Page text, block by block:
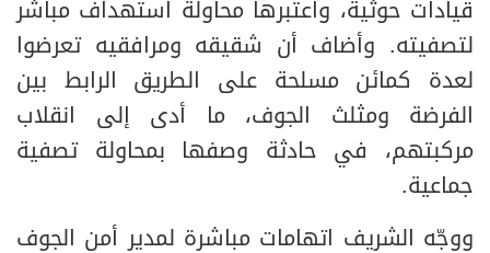
قيادات حوثية، واعتبرها محاولة استهداف مباشر
لتصفيته. وأضاف أن شقيقه ومرافقيه تعرضوا
لعدة كمائن مسلحة على الطريق الرابط بين
الفرضة ومثلث الجوف، ما أدى إلى انقلاب
مركبتهم، في حادثة وصفها بمحاولة تصفية
جماعية.
ووجّه الشريف اتهامات مباشرة لمدير أمن الجوف